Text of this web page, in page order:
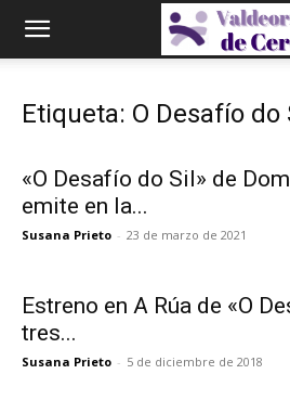
Etiqueta: O Desafío do
«O Desafío do Sil» de
emite en la...
Susana Prieto - 23 de marzo de 2021
Estreno en A Rúa de «O
tres...
Susana Prieto - 5 de diciembre de 2018